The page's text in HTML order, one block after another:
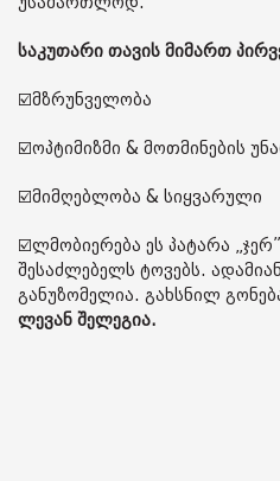
საკუთარი თავის მიმართ
☑️მზრუნველობა
☑️ოპტიმიზმი & მოთმინების
☑️მიმღებლობა & სიყვარული
☑️ლმობიერება ეს პატარა
შესაძლებელს ტოვებს.
განუზომელია. გახსნილ
ლევან შელეგია.